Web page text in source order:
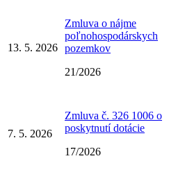
13. 5. 2026
Zmluva o nájme
poľnohospodárskych
pozemkov
21/2026
7. 5. 2026
Zmluva č. 326 1006 o
poskytnutí dotácie
17/2026